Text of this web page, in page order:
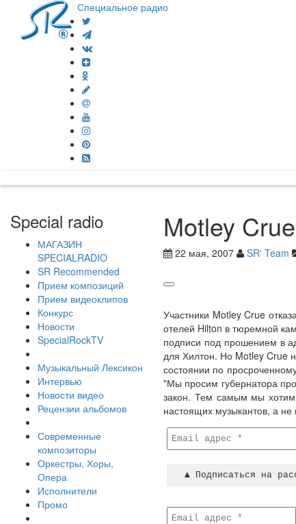
Специальное радио
Special radio
МАГАЗИН
SPECIALRADIO
SR Recommended
Прием композиций
Прием видеоклипов
Конкурс
Новости
SpecialRockTV
Музыкальный Лексикон
Интервью
Новости видео
Рецензии альбомов
Современные
композиторы
Оркестры, Хоры,
Опера
Исполнители
Промо
Motley
22 мая, 2007 SR' Team
Участники Motley Crue
отелей Hilton в тюремной
подписи под прошением в
для Хилтон. Но Motley Crue
состоянии по
"Мы просим губернатора
закон. Тем самым мы хотим
настоящих музыкантов, а